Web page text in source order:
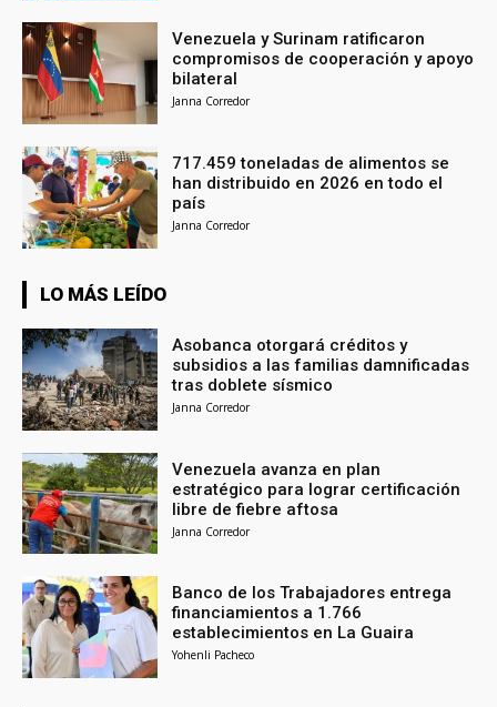
Venezuela y Surinam ratificaron
compromisos de cooperación y apoyo
bilateral
Janna Corredor
717.459 toneladas de alimentos se
han distribuido en 2026 en todo el
país
Janna Corredor
LO MÁS LEÍDO
Asobanca otorgará créditos y
subsidios a las familias damnificadas
tras doblete sísmico
Janna Corredor
Venezuela avanza en plan
estratégico para lograr certificación
libre de fiebre aftosa
Janna Corredor
Banco de los Trabajadores entrega
financiamientos a 1.766
establecimientos en La Guaira
Yohenli Pacheco